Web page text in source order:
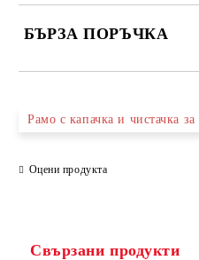
БЪРЗА ПОРЪЧКА
Съгласен съм с
Рамо с капачка и чистачка
Оцени продукта
Свързани продукти